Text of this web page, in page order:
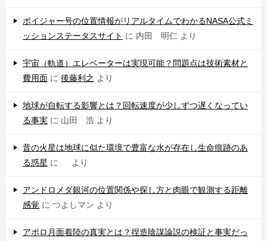
ボイジャー号の位置情報がリアルタイムでわかるNASA公式ミ
ッションステータスサイト に 内田 明仁 より
宇宙（軌道）エレベーターは実現可能？問題点は技術素材と
費用面 に 後藤利之 より
地球が自転する影響とは？回転速度が少しずつ遅くなってい
る事実 に 山田 浩 より
昔の火星は地球に似た環境で豊富な水が存在し生命痕跡のあ
る惑星 に より
アンドロメダ銀河の位置関係や探し方と肉眼で観測する距離
感覚 に つよしマン より
アポロ月面着陸の真実とは？捏造陰謀論説の検証と事実だっ